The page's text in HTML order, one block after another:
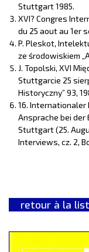
Stuttgart 1985.
XVI? Congres
du 25 aout au 1er
P. Pleskot,
ze środowiskiem
J. Topolski, XVI
Stuttgarcie 25
Historyczny” 93,
16.
Ansprache bei der
Stuttgart (25.
Interviews, cz. 2,
retour à la